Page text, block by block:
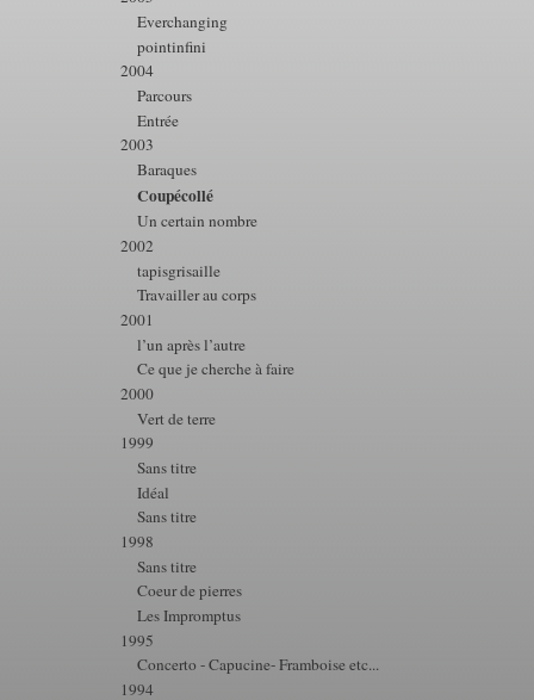
Everchanging
pointinfini
2004
Parcours
Entrée
2003
Baraques
Coupécollé
Un certain nombre
2002
tapisgrisaille
Travailler au corps
2001
l’un après l’autre
Ce que je cherche à faire
2000
Vert de terre
1999
Sans titre
Idéal
Sans titre
1998
Sans titre
Coeur de pierres
Les Impromptus
1995
Concerto - Capucine- Framboise etc...
1994